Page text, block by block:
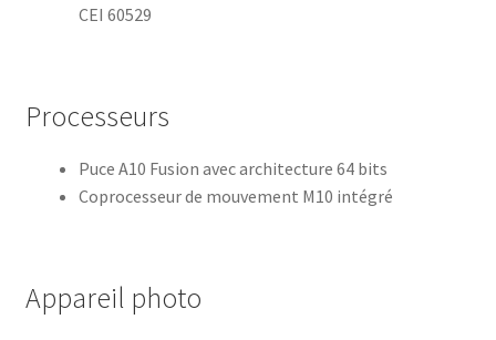
CEI 60529
Processeurs
Puce A10 Fusion avec architecture 64 bits
Coprocesseur de mouvement M10 intégré
Appareil photo